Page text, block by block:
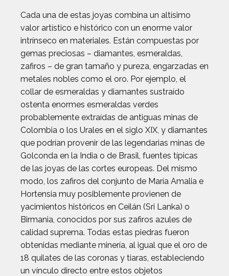
Cada una de estas joyas combina un altísimo
valor artístico e histórico con un enorme valor
intrínseco en materiales. Están compuestas por
gemas preciosas – diamantes, esmeraldas,
zafiros – de gran tamaño y pureza, engarzadas en
metales nobles como el oro. Por ejemplo, el
collar de esmeraldas y diamantes sustraído
ostenta enormes esmeraldas verdes
probablemente extraídas de antiguas minas de
Colombia o los Urales en el siglo XIX, y diamantes
que podrían provenir de las legendarias minas de
Golconda en la India o de Brasil, fuentes típicas
de las joyas de las cortes europeas. Del mismo
modo, los zafiros del conjunto de María Amalia e
Hortensia muy posiblemente provienen de
yacimientos históricos en Ceilán (Sri Lanka) o
Birmania, conocidos por sus zafiros azules de
calidad suprema. Todas estas piedras fueron
obtenidas mediante minería, al igual que el oro de
18 quilates de las coronas y tiaras, estableciendo
un vínculo directo entre estos objetos